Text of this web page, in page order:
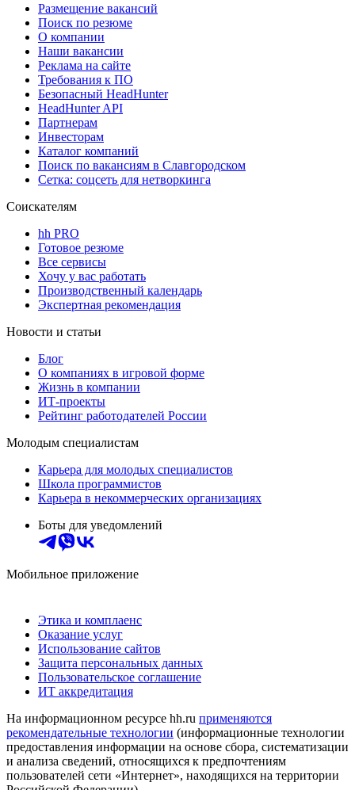
Размещение вакансий
Поиск по резюме
О компании
Наши вакансии
Реклама на сайте
Требования к ПО
Безопасный HeadHunter
HeadHunter API
Партнерам
Инвесторам
Каталог компаний
Поиск по вакансиям в Славгородском
Сетка: соцсеть для нетворкинга
Соискателям
hh PRO
Готовое резюме
Все сервисы
Хочу у вас работать
Производственный календарь
Экспертная рекомендация
Новости и статьи
Блог
О компаниях в игровой форме
Жизнь в компании
ИТ-проекты
Рейтинг работодателей России
Молодым специалистам
Карьера для молодых специалистов
Школа программистов
Карьера в некоммерческих организациях
Боты для уведомлений
Мобильное приложение
Этика и комплаенс
Оказание услуг
Использование сайтов
Защита персональных данных
Пользовательское соглашение
ИТ аккредитация
На информационном ресурсе hh.ru применяются
рекомендательные технологии (информационные технологии
предоставления информации на основе сбора, систематизации
и анализа сведений, относящихся к предпочтениям
пользователей сети «Интернет», находящихся на территории